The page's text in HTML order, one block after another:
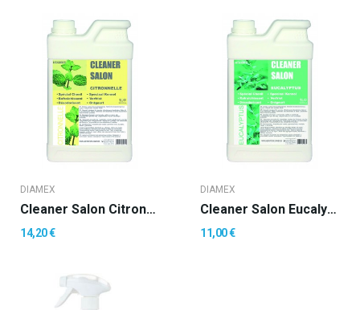
DIAMEX
Cleaner Salon Citronnelle
14,20 €
DIAMEX
Cleaner Salon Eucalyptus
11,00 €